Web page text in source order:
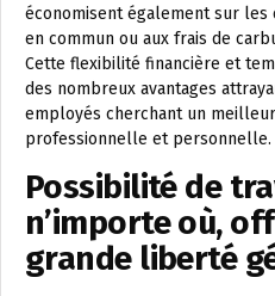
économisent également sur les
en commun ou aux frais de
Cette flexibilité financière et
des nombreux avantages
employés cherchant un
professionnelle et personnelle.
Possibilité de
n’importe où,
grande liberté